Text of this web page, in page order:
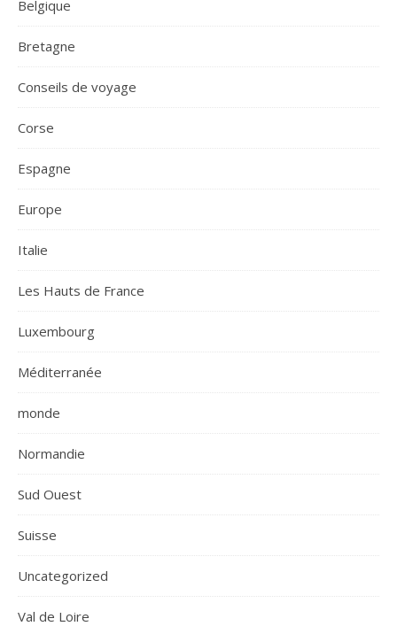
Belgique
Bretagne
Conseils de voyage
Corse
Espagne
Europe
Italie
Les Hauts de France
Luxembourg
Méditerranée
monde
Normandie
Sud Ouest
Suisse
Uncategorized
Val de Loire